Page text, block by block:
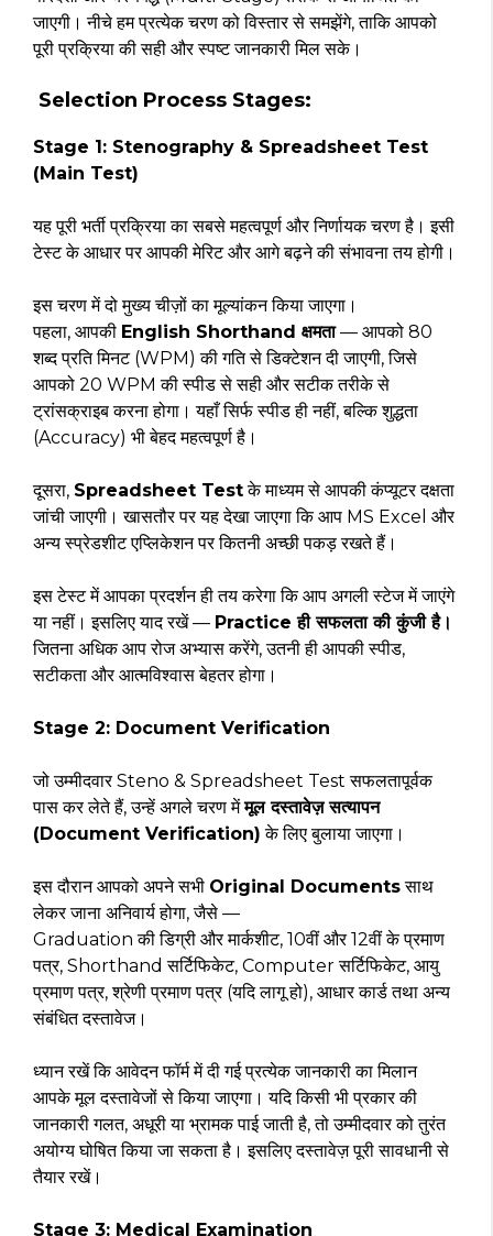
जाएगी। नीचे हम प्रत्येक चरण को विस्तार से समझेंगे, ताकि आपको
पूरी प्रक्रिया की सही और स्पष्ट जानकारी मिल सके।
Selection Process Stages:
Stage 1: Stenography & Spreadsheet Test
(Main Test)
यह पूरी भर्ती प्रक्रिया का सबसे महत्वपूर्ण और निर्णायक चरण है। इसी
टेस्ट के आधार पर आपकी मेरिट और आगे बढ़ने की संभावना तय होगी।
इस चरण में दो मुख्य चीज़ों का मूल्यांकन किया जाएगा।
पहला, आपकी English Shorthand क्षमता— आपको 80
शब्द प्रति मिनट (WPM) की गति से डिक्टेशन दी जाएगी, जिसे
आपको 20 WPM की स्पीड से सही और सटीक तरीके से
ट्रांसक्राइब करना होगा। यहाँ सिर्फ स्पीड ही नहीं, बल्कि शुद्धता
(Accuracy) भी बेहद महत्वपूर्ण है।
दूसरा, Spreadsheet Testके माध्यम से आपकी कंप्यूटर दक्षता
जांची जाएगी। खासतौर पर यह देखा जाएगा कि आप MS Excel और
अन्य स्प्रेडशीट एप्लिकेशन पर कितनी अच्छी पकड़ रखते हैं।
इस टेस्ट में आपका प्रदर्शन ही तय करेगा कि आप अगली स्टेज में जाएंगे
या नहीं। इसलिए याद रखें — Practice ही सफलता की कुंजी है।
जितना अधिक आप रोज अभ्यास करेंगे, उतनी ही आपकी स्पीड,
सटीकता और आत्मविश्वास बेहतर होगा।
Stage 2: Document Verification
जो उम्मीदवार Steno & Spreadsheet Test सफलतापूर्वक
पास कर लेते हैं, उन्हें अगले चरण मेंमूल दस्तावेज़ सत्यापन
(Document Verification) के लिए बुलाया जाएगा।
इस दौरान आपको अपने सभी Original Documentsसाथ
लेकर जाना अनिवार्य होगा, जैसे —
Graduation की डिग्री और मार्कशीट, 10वीं और 12वीं के प्रमाण
पत्र, Shorthand सर्टिफिकेट, Computer सर्टिफिकेट, आयु
प्रमाण पत्र, श्रेणी प्रमाण पत्र (यदि लागू हो), आधार कार्ड तथा अन्य
संबंधित दस्तावेज।
ध्यान रखें कि आवेदन फॉर्म में दी गई प्रत्येक जानकारी का मिलान
आपके मूल दस्तावेजों से किया जाएगा। यदि किसी भी प्रकार की
जानकारी गलत, अधूरी या भ्रामक पाई जाती है, तो उम्मीदवार को तुरंत
अयोग्य घोषित किया जा सकता है। इसलिए दस्तावेज़ पूरी सावधानी से
तैयार रखें।
Stage 3: Medical Examination